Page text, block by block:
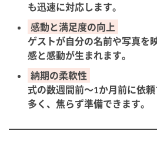
も迅速に対応します。
感動と満足度の向上
ゲストが自分の名前や写真を
感と感動が生まれます。
納期の柔軟性
式の数週間前〜1か月前に依
多く、焦らず準備できます。